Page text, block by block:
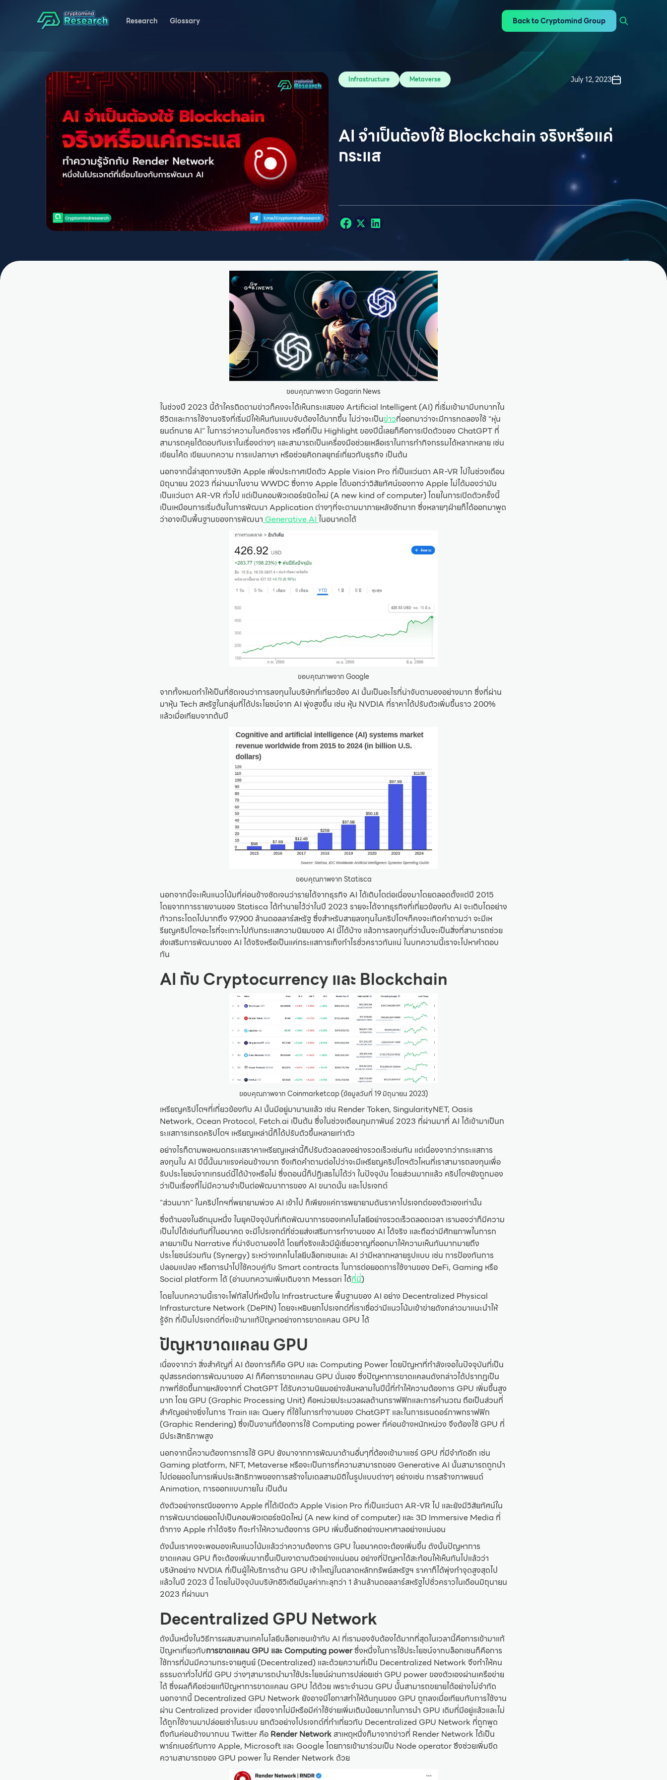
Research Glossary Back to Cryptomind Group
Infrastructure Metaverse July 12, 2023
AI จำเป็นต้องใช้ Blockchain จริงหรือแค่
กระแส
ขอบคุณภาพจาก Gagarin News
ในช่วงปี 2023 นี้ถ้าใครติดตามข่าวก็คงจะได้เห็นกระแสของ Artificial Intelligent (AI) ที่เริ่มเข้ามามีบทบาทใน
ชีวิตและการใช้งานจริงที่เริ่มมีให้เห็นกันแบบจับต้องได้มากขึ้น ไม่ว่าจะเป็นข่าวที่ออกมาว่าจะมีการทดลองใช้ “หุ่น
ยนต์ทนาย AI” ในการว่าความในคดีจราจร หรือที่เป็น Highlight ของปีนี้เลยก็คือการเปิดตัวของ ChatGPT ที่
สามารถคุยโต้ตอบกับเราในเรื่องต่างๆ และสามารถเป็นเครื่องมือช่วยเหลือเราในการทำกิจกรรมได้หลากหลาย เช่น
เขียนโค้ด เขียนบทความ การแปลภาษา หรือช่วยคิดกลยุทธ์เกี่ยวกับธุรกิจ เป็นต้น
นอกจากนี้ล่าสุดทางบริษัท Apple เพิ่งประกาศเปิดตัว Apple Vision Pro ที่เป็นแว่นตา AR-VR ไปในช่วงเดือน
มิถุนายน 2023 ที่ผ่านมาในงาน WWDC ซึ่งทาง Apple ได้บอกว่าวิสัยทัศน์ของทาง Apple ไม่ได้มองว่ามัน
เป็นแว่นตา AR-VR ทั่วไป แต่เป็นคอมพิวเตอร์ชนิดใหม่ (A new kind of computer) โดยในการเปิดตัวครั้งนี้
เป็นเหมือนการเริ่มต้นในการพัฒนา Application ต่างๆที่จะตามมาภายหลังอีกมาก ซึ่งหลายๆฝ่ายก็ได้ออกมาพูด
ว่าอาจเป็นพื้นฐานของการพัฒนา Generative AI ในอนาคตได้
ขอบคุณภาพจาก Google
จากทั้งหมดทำให้เป็นที่ชัดเจนว่าการลงทุนในบริษัทที่เกี่ยวข้อง AI นั้นเป็นอะไรที่น่าจับตามองอย่างมาก ซึ่งที่ผ่าน
มาหุ้น Tech สหรัฐในกลุ่มที่ได้ประโยชน์จาก AI พุ่งสูงขึ้น เช่น หุ้น NVDIA ที่ราคาได้ปรับตัวเพิ่มขึ้นราว 200%
แล้วเมื่อเทียบจากต้นปี
ขอบคุณภาพจาก Statisca
นอกจากนี้จะเห็นแนวโน้มที่ค่อนข้างชัดเจนว่ารายได้จากธุรกิจ AI ได้เติบโตต่อเนื่องมาโดยตลอดตั้งแต่ปี 2015
โดยจากการรายงานของ Statisca ได้ทำนายไว้ว่าในปี 2023 รายจะได้จากธุรกิจที่เกี่ยวข้องกับ AI จะเติบโตอย่าง
ก้าวกระโดดไปมากถึง 97,900 ล้านดอลลาร์สหรัฐ ซึ่งสำหรับสายลงทุนในคริปโตฯก็คงจะเกิดคำถามว่า จะมีเห
รียญคริปโตฯอะไรที่จะเกาะไปกับกระแสความนิยมของ AI นี้ได้บ้าง แล้วการลงทุนที่ว่านั้นจะเป็นสิ่งที่สามารถช่วย
ส่งเสริมการพัฒนาของ AI ได้จริงหรือเป็นแค่กระแสการเก็งกำไรชั่วคราวกันแน่ ในบทความนี้เราจะไปหาคำตอบ
กัน
AI กับ Cryptocurrency และ Blockchain
ขอบคุณภาพจาก Coinmarketcap (ข้อมูลวันที่ 19 มิถุนายน 2023)
เหรียญคริปโตฯที่เกี่ยวข้องกับ AI นั้นมีอยู่มานานแล้ว เช่น Render Token, SingularityNET, Oasis
Network, Ocean Protocol, Fetch.ai เป็นต้น ซึ่งในช่วงเดือนกุมภาพันธ์ 2023 ที่ผ่านมาที่ AI ได้เข้ามาเป็นก
ระแสการเทรดคริปโตฯ เหรียญเหล่านี้ก็ได้ปรับตัวขึ้นหลายเท่าตัว
อย่างไรก็ตามพอหมดกระแสราคาเหรียญเหล่านี้ก็ปรับตัวลดลงอย่างรวดเร็วเช่นกัน แต่เนื่องจากว่ากระแสการ
ลงทุนใน AI ปีนี้นั้นมาแรงค่อนข้างมาก จึงเกิดคำถามต่อไปว่าจะมีเหรียญคริปโตฯตัวไหนที่เราสามารถลงทุนเพื่อ
รับประโยชน์จากเทรนด์นี้ได้บ้างหรือไม่ ซึ่งตอนนี้ก็ปฏิเสธไม่ได้ว่า ในปัจจุบัน โดยส่วนมากแล้ว คริปโตฯยังถูกมอง
ว่าเป็นเรื่องที่ไม่มีความจำเป็นต่อพัฒนาการของ AI ขนาดนั้น และโปรเจกต์
”ส่วนมาก” ในคริปโทฯที่พยายามพ่วง AI เข้าไป ก็เพียงแค่การพยายามดันราคาโปรเจกต์ของตัวเองเท่านั้น
ซึ่งถ้ามองในอีกมุมหนึ่ง ในยุคปัจจุบันที่เกิดพัฒนาการของเทคโนโลยีอย่างรวดเร็วตลอดเวลา เรามองว่าก็มีความ
เป็นไปได้เช่นกันที่ในอนาคต จะมีโปรเจกต์ที่ช่วยส่งเสริมการทำงานของ AI ได้จริง และถือว่ามีศักยภาพในการก
ลายมาเป็น Narrative ที่น่าจับตามองได้ โดยที่จริงแล้วมีผู้เชี่ยวชาญที่ออกมาให้ความเห็นกันมากมายถึง
ประโยชน์ร่วมกัน (Synergy) ระหว่างเทคโนโลยีบล็อกเชนและ AI ว่ามีหลากหลายรูปแบบ เช่น การป้องกันการ
ปลอมแปลง หรือการนำไปใช้ควบคู่กับ Smart contracts ในการต่อยอดการใช้งานของ DeFi, Gaming หรือ
Social platform ได้ (อ่านบทความเพิ่มเติมจาก Messari ได้ที่นี่)
โดยในบทความนี้เราจะโฟกัสไปที่หนึ่งใน Infrastructure พื้นฐานของ AI อย่าง Decentralized Physical
Infrasturcture Network (DePIN) โดยจะหยิบยกโปรเจกต์ที่เราเชื่อว่ามีแนวโน้มเข้าข่ายดังกล่าวมาแนะนำให้
รู้จัก ที่เป็นโปรเจกต์ที่จะเข้ามาแก้ปัญหาอย่างการขาดแคลน GPU ได้
ปัญหาขาดแคลน GPU
เนื่องจากว่า สิ่งสำคัญที่ AI ต้องการก็คือ GPU และ Computing Power โดยปัญหาที่กำลังเจอในปัจจุบันที่เป็น
อุปสรรคต่อการพัฒนาของ AI ก็คือการขาดแคลน GPU นั่นเอง ซึ่งปัญหาการขาดแคลนดังกล่าวได้ปรากฎเป็น
ภาพที่ชัดขึ้นภายหลังจากที่ ChatGPT ได้รับความนิยมอย่างล้นหลามในปีนี้ที่ทำให้ความต้องการ GPU เพิ่มขึ้นสูง
มาก โดย GPU (Graphic Processing Unit) คือหน่วยประมวลผลด้านกราฟฟิกและการคำนวณ ถือเป็นส่วนที่
สำคัญอย่างยิ่งในการ Train และ Query ที่ใช้ในการทำงานของ ChatGPT และในการเรนดอร์ภาพกราฟฟิก
(Graphic Rendering) ซึ่งเป็นงานที่ต้องการใช้ Computing power ที่ค่อนข้างหนักหน่วง จึงต้องใช้ GPU ที่
มีประสิทธิภาพสูง
นอกจากนี้ความต้องการการใช้ GPU ยังมาจากการพัฒนาด้านอื่นๆที่ต้องเข้ามาแชร์ GPU ที่มีจำกัดอีก เช่น
Gaming platform, NFT, Metaverse หรือจะเป็นการที่ความสามารถของ Generative AI นั้นสามารถถูกนำ
ไปต่อยอดในการเพิ่มประสิทธิภาพของการสร้างโมเดลสามมิติในรูปแบบต่างๆ อย่างเช่น การสร้างภาพยนต์
Animation, การออกแบบภายใน เป็นต้น
ดังตัวอย่างกรณีของทาง Apple ที่ได้เปิดตัว Apple Vision Pro ที่เป็นแว่นตา AR-VR ไป และยังมีวิสัยทัศน์ใน
การพัฒนาต่อยอดไปเป็นคอมพิวเตอร์ชนิดใหม่ (A new kind of computer) และ 3D Immersive Media ที่
ถ้าทาง Apple ทำได้จริง ก็จะทำให้ความต้องการ GPU เพิ่มขึ้นอีกอย่างมหาศาลอย่างแน่นอน
ดังนั้นเราคงจะพอมองเห็นแนวโน้มแล้วว่าความต้องการ GPU ในอนาคตจะต้องเพิ่มขึ้น ดังนั้นปัญหาการ
ขาดแคลน GPU ก็จะต้องเพิ่มมากขึ้นเป็นเงาตามตัวอย่างแน่นอน อย่างที่ปัญหาได้สะท้อนให้เห็นกันไปแล้วว่า
บริษัทอย่าง NVDIA ที่เป็นผู้ให้บริการด้าน GPU เจ้าใหญ่ในตลาดหลักทรัพย์สหรัฐฯ ราคาก็ได้พุ่งทำจุดสูงสุดไป
แล้วในปี 2023 นี้ โดยในปัจจุบันบริษัทอิวิเดียมีมูลค่าทะลุกว่า 1 ล้านล้านดอลลาร์สหรัฐไปชั่วคราวในเดือนมิถุนายน
2023 ที่ผ่านมา
Decentralized GPU Network
ดังนั้นหนึ่งในวิธีการผสมสานเทคโนโลยีบล็อกเชนเข้ากับ AI ที่เรามองจับต้องได้มากที่สุดในเวลานี้คือการเข้ามาแก้
ปัญหาเกี่ยวกับการขาดแคลน GPU และ Computing powerซึ่งหนึ่งในการใช้ประโยชน์จากบล็อกเชนก็คือการ
ใช้การที่มันมีความกระจายศูนย์ (Decentralized) และด้วยความที่เป็น Decentralized Network จึงทำให้คน
ธรรมดาทั่วไปที่มี GPU ว่างๆสามารถนำมาใช้ประโยชน์ผ่านการปล่อยเช่า GPU power ของตัวเองผ่านเครือข่าย
ได้ ซึ่งผลก็คือช่วยแก้ปัญหาการขาดแคลน GPU ได้ด้วย เพราะจำนวน GPU นัั้นสามารถขยายได้อย่างไม่จำกัด
นอกจากนี้ Decentralized GPU Network ยังอาจมีโอกาสทำให้ต้นทุนของ GPU ถูกลงเมื่อเทียบกับการใช้งาน
ผ่าน Centralized provider เนื่องจากไม่มีหรือมีค่าใช้จ่ายเพิ่มเติมน้อยมากในการนำ GPU เดิมที่มีอยู่แล้วและไม่
ได้ถูกใช้งานมาปล่อยเช่าในระบบ ยกตัวอย่างโปรเจกต์ที่ทำเกี่ยวกับ Decentralized GPU Network ที่ถูกพูด
ถึงกันค่อนข้างมากบน Twitter คือ Render Network สาเหตุหนึ่งก็มาจากข่าวที่ Render Network ได้เป็น
พาร์ทเนอร์กับทาง Apple, Microsoft และ Google โดยการเข้ามาร่วมเป็น Node operator ซึงช่วยเพิ่มขีด
ความสามารถของ GPU power ใน Render Network ด้วย